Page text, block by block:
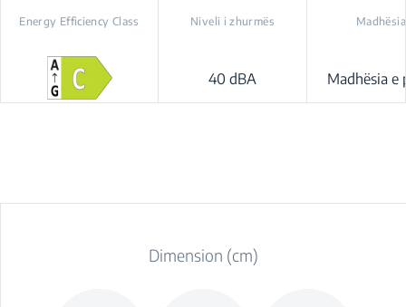
Energy Efficiency Class Niveli i zhurmës
40 dBA
Madhësia
Madhësia e
Dimension (cm)